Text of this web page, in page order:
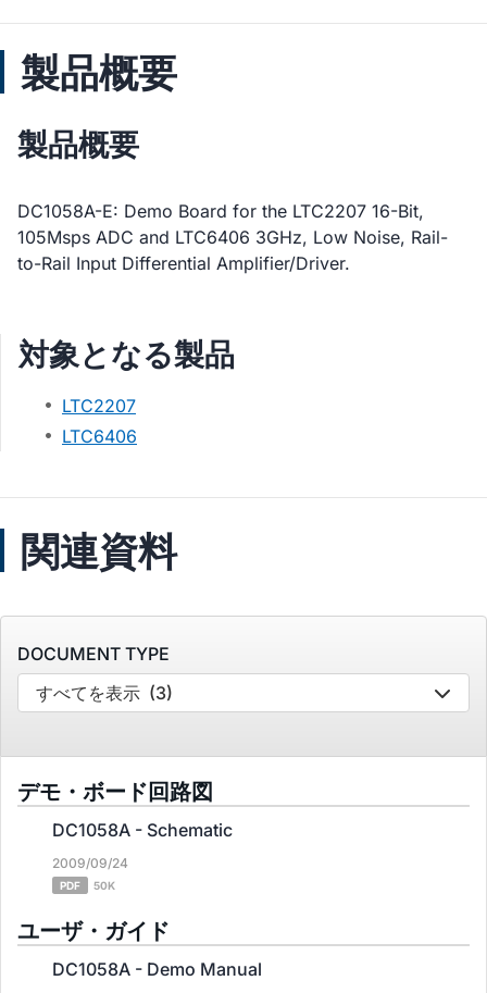
製品概要
製品概要
DC1058A-E: Demo Board for the LTC2207 16-Bit,
105Msps ADC and LTC6406 3GHz, Low Noise, Rail-
to-Rail Input Differential Amplifier/Driver.
対象となる製品
LTC2207
LTC6406
関連資料
DOCUMENT TYPE
すべてを表示 (3)
デモ・ボード回路図
DC1058A - Schematic
2009/09/24
PDF 50K
ユーザ・ガイド
DC1058A - Demo Manual